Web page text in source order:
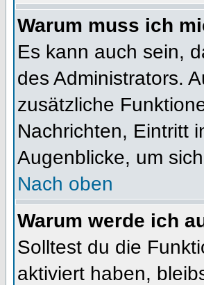
Warum muss ich
Es kann auch sein,
des Administrators.
zusätzliche
Nachrichten, Eintritt
Augenblicke, um
Nach oben
Warum werde ich
Solltest du die
aktiviert haben,